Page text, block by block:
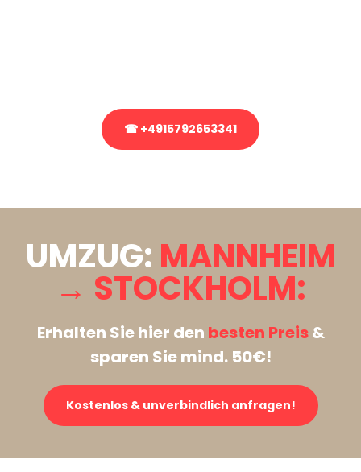
☎ +4915792653341
UMZUG: MANNHEIM
→ STOCKHOLM:
Erhalten Sie hier den besten Preis&
sparen Sie mind. 50€!
Kostenlos & unverbindlich anfragen!